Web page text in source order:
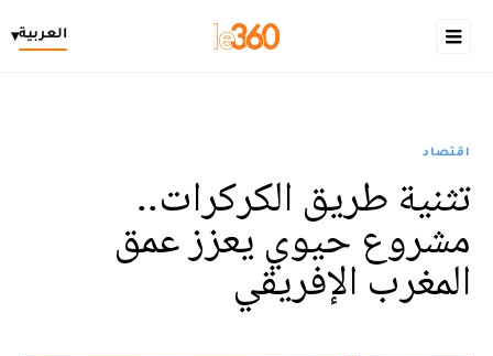
العربية▾
اقتصاد
تثنية طريق الكركرات..
مشروع حيوي يعزز عمق
المغرب الإفريقي